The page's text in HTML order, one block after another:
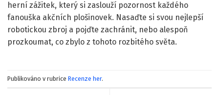
herní zážitek, který si zaslouží pozornost každého
fanouška akčních plošinovek. Nasaďte si svou nejlepší
robotickou zbroj a pojďte zachránit, nebo alespoň
prozkoumat, co zbylo z tohoto rozbitého světa.
Publikováno v rubrice Recenze her.